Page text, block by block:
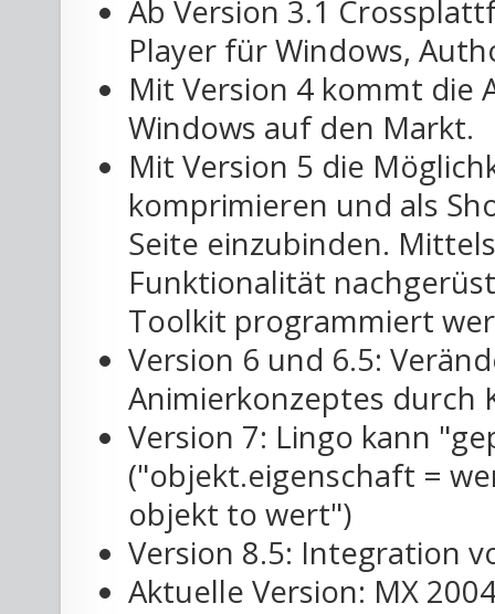
Ab Version 3.1
Player für Windows,
Mit Version 4 kommt
Windows auf den Markt.
Mit Version 5 die
komprimieren und als
Seite einzubinden.
Funktionalität
Toolkit programmiert
Version 6 und 6.5:
Animierkonzeptes durch
Version 7: Lingo kann
("objekt.eigenschaft =
objekt to wert")
Version 8.5: Integration
Aktuelle Version: MX